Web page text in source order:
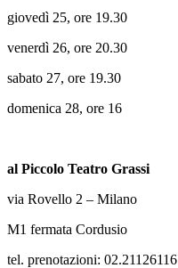
giovedì 25, ore 19.30
venerdì 26, ore 20.30
sabato 27, ore 19.30
domenica 28, ore 16
al Piccolo Teatro Grassi
via Rovello 2 – Milano
M1 fermata Cordusio
tel. prenotazioni: 02.21126116